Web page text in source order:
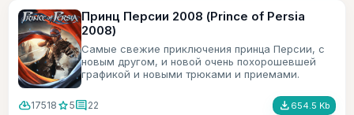
Принц Персии 2008 (Prince of Persia
2008)
Самые свежие приключения принца Персии, с
новым другом, и новой очень похорошевшей
графикой и новыми трюками и приемами.
cloud_download17518 star5comment22 file_download 654.5 Kb